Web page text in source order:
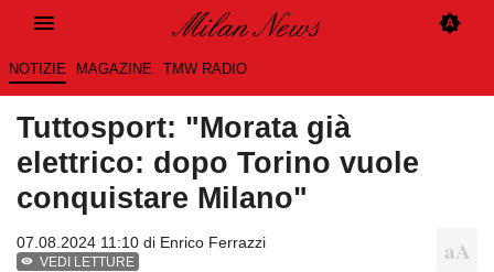
NOTIZIE MAGAZINE TMW RADIO
Tuttosport: "Morata già
elettrico: dopo Torino vuole
conquistare Milano"
07.08.2024 11:10 di Enrico Ferrazzi
VEDI LETTURE